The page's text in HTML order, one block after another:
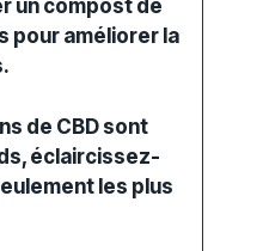
un compost de
pour améliorer la
.
de CBD sont
éclaircissez-
les plus